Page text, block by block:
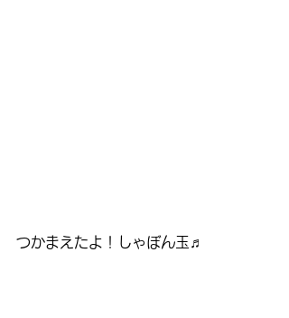
つかまえたよ！しゃぼん玉♬